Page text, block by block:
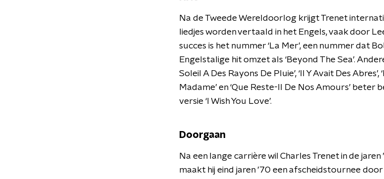
Na de Tweede Wereldoorlog krijgt Trenet
liedjes worden vertaald in het Engels, vaak door
succes is het nummer ‘La Mer’, een nummer dat
Engelstalige hit omzet als ‘Beyond The Sea’.
Soleil A Des Rayons De Pluie’, ‘Il Y Avait Des Abres’,
Madame’ en ‘Que Reste-Il De Nos Amours’ beter
versie ‘I Wish You Love’.
Doorgaan
Na een lange carrière wil Charles Trenet in de
maakt hij eind jaren ’70 een afscheidstournee